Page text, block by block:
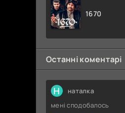
1670
Останні коментарі
Н наталка
мені сподобалось